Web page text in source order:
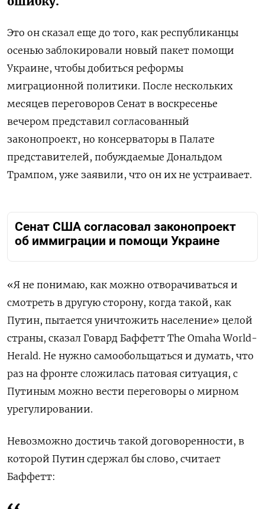
Это он сказал еще до того, как республиканцы
осенью заблокировали новый пакет помощи
Украине, чтобы добиться реформы
миграционной политики. После нескольких
месяцев переговоров Сенат в воскресенье
вечером представил согласованный
законопроект, но консерваторы в Палате
представителей, побуждаемые Дональдом
Трампом, уже заявили, что он их не устраивает.
Сенат США согласовал законопроект
об иммиграции и помощи Украине
«Я не понимаю, как можно отворачиваться и
смотреть в другую сторону, когда такой, как
Путин, пытается уничтожить население» целой
страны, сказал Говард Баффетт The Omaha World-
Herald. Не нужно самообольщаться и думать, что
раз на фронте сложилась патовая ситуация, с
Путиным можно вести переговоры о мирном
урегулировании.
Невозможно достичь такой договоренности, в
которой Путин сдержал бы слово, считает
Баффетт: